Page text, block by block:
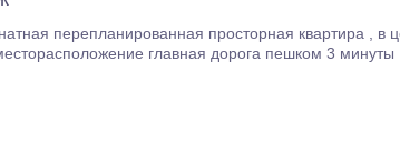
перепланированная просторная квартира , в центре
главная дорога пешком 3 минуты , в доме